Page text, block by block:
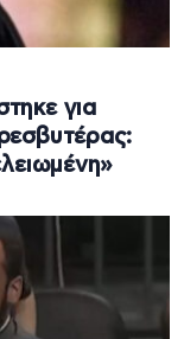
για